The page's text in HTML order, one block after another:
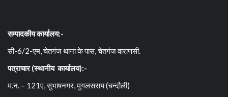
सम्पादकीय कार्यालय:-
सी-6/2-एम, चेतगंज थाना के पास, चेतगंज वाराणसी.
पत्राचार (स्थानीय कार्यालय):-
म.न. – 121ए, सुभाषनगर, मुगलसराय (चन्दौली)